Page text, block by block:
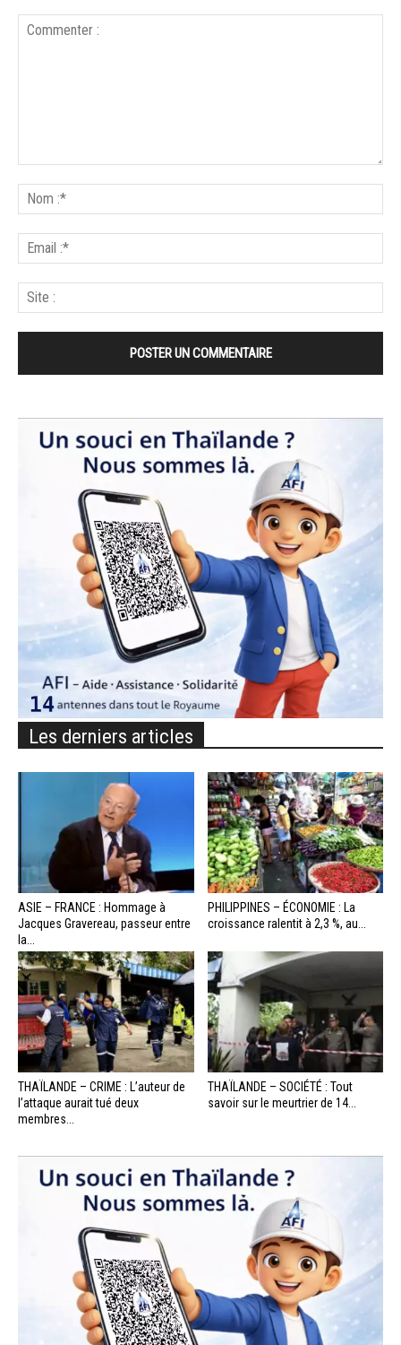
Les derniers articles
ASIE – FRANCE : Hommage à
Jacques Gravereau, passeur entre
la...
PHILIPPINES – ÉCONOMIE : La
croissance ralentit à 2,3 %, au...
THAÏLANDE – CRIME : L’auteur de
l’attaque aurait tué deux
membres...
THAÏLANDE – SOCIÉTÉ : Tout
savoir sur le meurtrier de 14...